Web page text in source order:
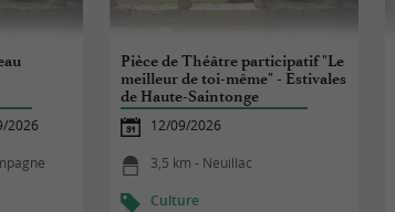
2026
Pièce de Théâtre participatif "Le
meilleur de toi-même" - Estivales
de Haute-Saintonge
12/09/2026
3,5 km - Neuillac
Culture